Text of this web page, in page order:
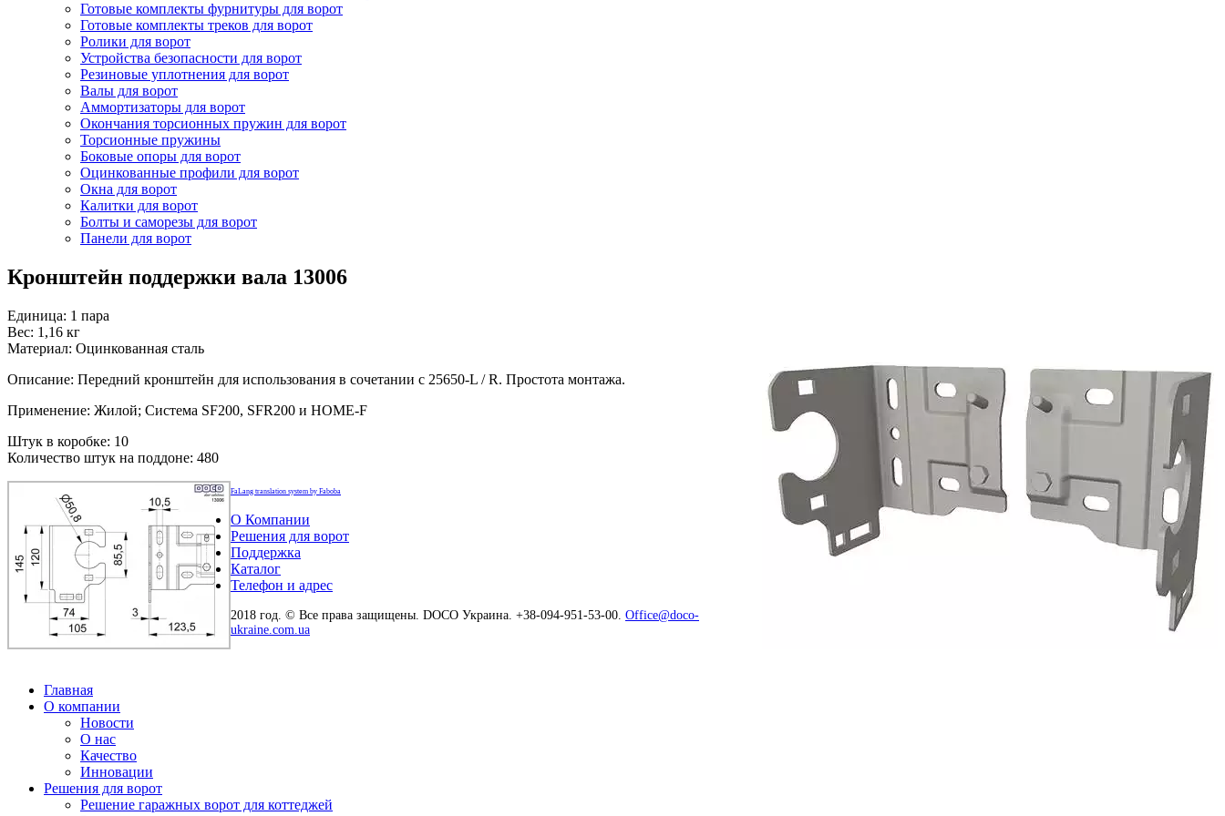
Готовые комплекты фурнитуры для ворот
Готовые комплекты треков для ворот
Ролики для ворот
Устройства безопасности для ворот
Резиновые уплотнения для ворот
Валы для ворот
Аммортизаторы для ворот
Окончания торсионных пружин для ворот
Торсионные пружины
Боковые опоры для ворот
Оцинкованные профили для ворот
Окна для ворот
Калитки для ворот
Болты и саморезы для ворот
Панели для ворот
Кронштейн поддержки вала 13006
Единица: 1 пара
Вес: 1,16 кг
Материал: Оцинкованная сталь
Описание: Передний кронштейн для использования в сочетании с 25650-L / R. Простота монтажа.
Применение: Жилой; Система SF200, SFR200 и HOME-F
Штук в коробке: 10
Количество штук на поддоне: 480
FaLang translation system by Faboba
О Компании
Решения для ворот
Поддержка
Каталог
Телефон и адрес
2018 год. © Все права защищены. DOCO Украина. +38-094-951-53-00. Office@doco-
ukraine.com.ua
Главная
О компании
Новости
О нас
Качество
Инновации
Решения для ворот
Решение гаражных ворот для коттеджей